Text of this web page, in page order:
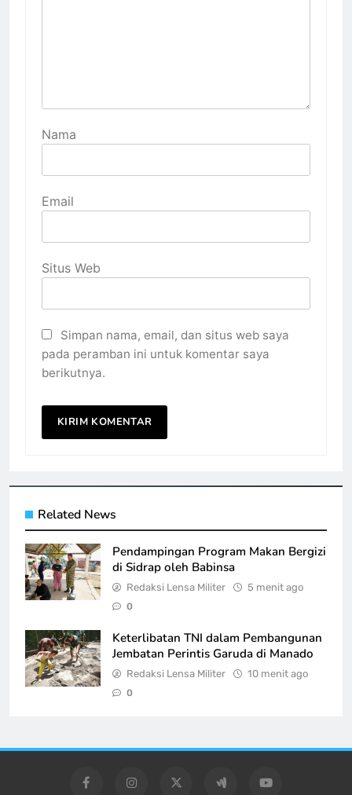
Nama
Email
Situs Web
Simpan nama, email, dan situs web saya
pada peramban ini untuk komentar saya
berikutnya.
Related News
Pendampingan Program Makan Bergizi
di Sidrap oleh Babinsa
Redaksi Lensa Militer 5 menit ago
0
Keterlibatan TNI dalam Pembangunan
Jembatan Perintis Garuda di Manado
Redaksi Lensa Militer 10 menit ago
0